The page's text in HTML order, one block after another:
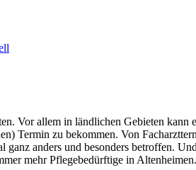
Vor allem in ländlichen Gebieten kann
Termin zu bekommen. Von
ganz anders und besonders betroffen.
mehr Pflegebedürftige in Altenheimen.